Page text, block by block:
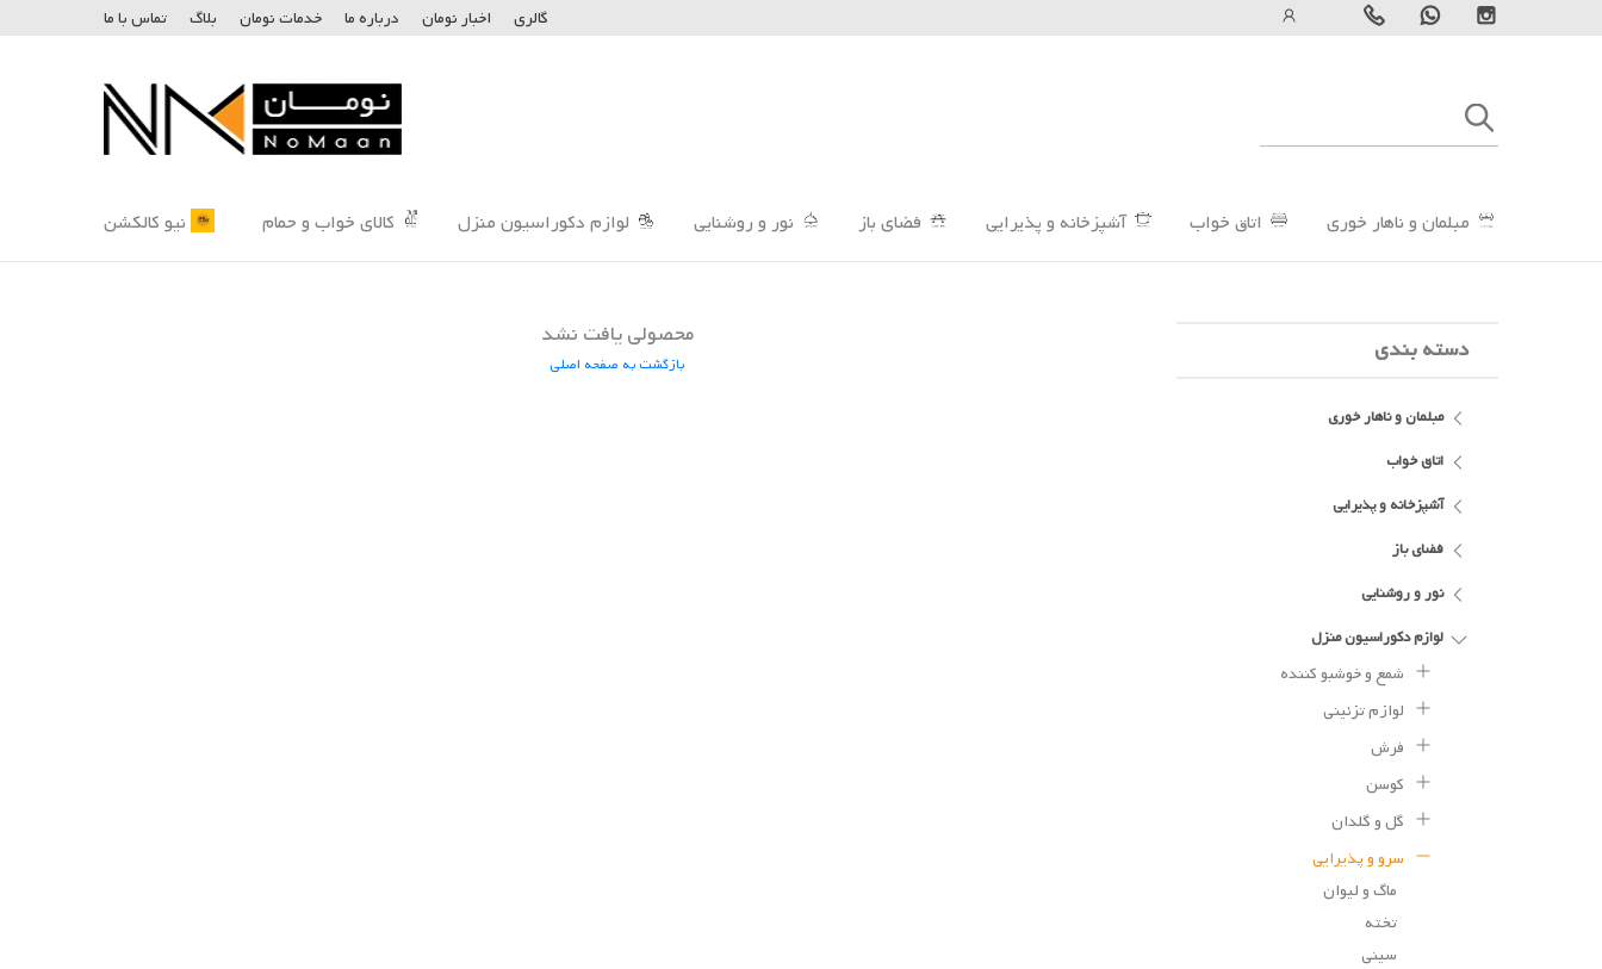
گالری اخبار نومان درباره ما خدمات نومان بلاگ تماس با ما
مبلمان و ناهار خوری اتاق خواب آشپزخانه و پذیرایی فضای باز نور و روشنایی لوازم دکوراسیون منزل کالای خواب و حمام نیو کالکشن
محصولی یافت نشد
بازگشت به صفحه اصلی دسته بندی
مبلمان و ناهار خوری
اتاق خواب
آشپزخانه و پذیرایی
فضای باز
نور و روشنایی
لوازم دکوراسیون منزل
شمع و خوشبو کننده
لوازم تزئینی
فرش
کوسن
گل و گلدان
سرو و پذیرایی
ماگ و لیوان
تخته
سینی